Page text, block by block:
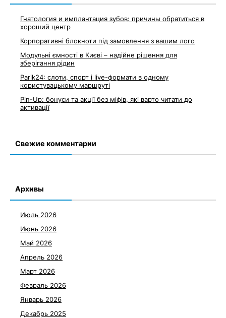
Гнатология и имплантация зубов: причины обратиться в
хороший центр
Корпоративні блокноти під замовлення з вашим лого
Модульні ємності в Києві – надійне рішення для
зберігання рідин
Parik24: слоти, спорт і live-формати в одному
користувацькому маршруті
Pin-Up: бонуси та акції без міфів, які варто читати до
активації
Свежие комментарии
Архивы
Июль 2026
Июнь 2026
Май 2026
Апрель 2026
Март 2026
Февраль 2026
Январь 2026
Декабрь 2025